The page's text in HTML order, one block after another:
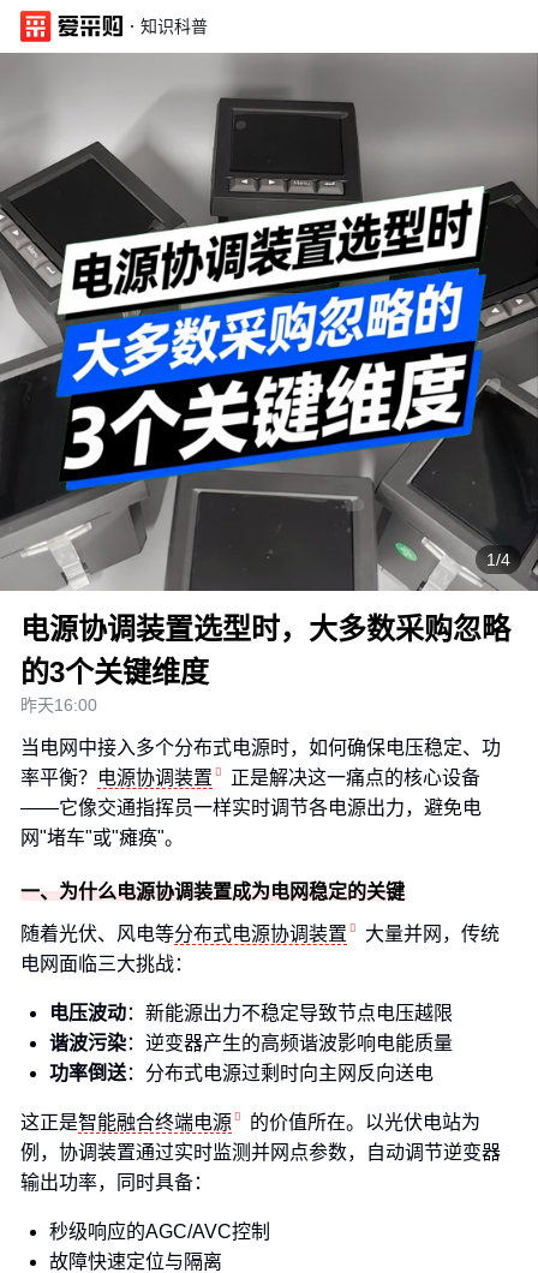
· 知识科普
1/4
电源协调装置选型时，大多数采购忽略
的3个关键维度
昨天16:00
当电网中接入多个分布式电源时，如何确保电压稳定、功
率平衡？ 电源协调装置
正是解决这一痛点的核心设备
——它像交通指挥员一样实时调节各电源出力，避免电
网"堵车"或"瘫痪"。
一、为什么电源协调装置成为电网稳定的关键
随着光伏、风电等分布式电源协调装置
大量并网，传统
电网面临三大挑战：
电压波动：新能源出力不稳定导致节点电压越限
谐波污染：逆变器产生的高频谐波影响电能质量
功率倒送：分布式电源过剩时向主网反向送电
这正是智能融合终端电源
的价值所在。以光伏电站为
例，协调装置通过实时监测并网点参数，自动调节逆变器
输出功率，同时具备：
秒级响应的AGC/AVC控制
故障快速定位与隔离